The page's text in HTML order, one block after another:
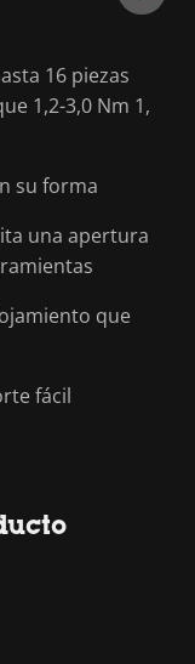
16 piezas
1,2-3,0 Nm 1,
su forma
una apertura
que
fácil